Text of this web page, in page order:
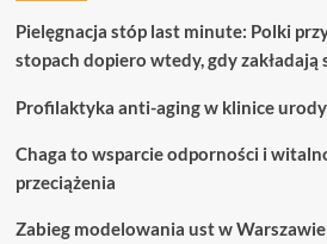
Pielęgnacja stóp last minute: Polki
stopach dopiero wtedy, gdy zakładają
Profilaktyka anti-aging w klinice
Chaga to wsparcie odporności i
przeciążenia
Zabieg modelowania ust w